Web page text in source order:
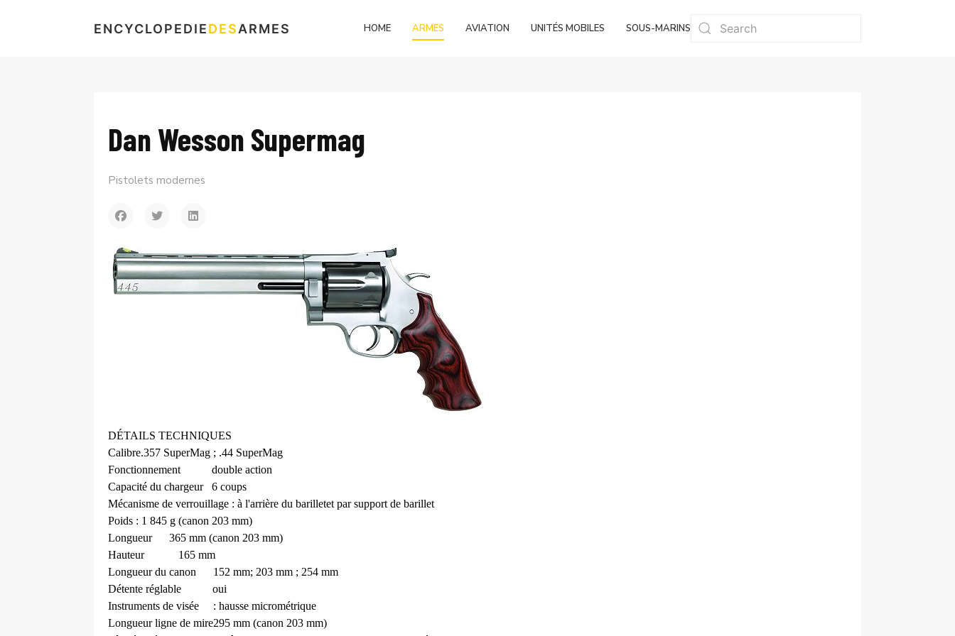
ENCYCLOPEDIEDESARMES HOME ARMES AVIATION UNITÉS MOBILES SOUS-MARINS
Dan Wesson Supermag
Pistolets modernes
DÉTAILS TECHNIQUES
Calibre.357 SuperMag ; .44 SuperMag
Fonctionnement
double action
Capacité du chargeur
6 coups
Mécanisme de verrouillage : à l'arrière du barilletet par support de barillet
Poids : 1 845 g (canon 203 mm)
Longueur
365 mm (canon 203 mm)
Hauteur
165 mm
Longueur du canon
152 mm; 203 mm ; 254 mm
Détente réglable
oui
Instruments de visée
: hausse micrométrique
Longueur ligne de mire295 mm (canon 203 mm)